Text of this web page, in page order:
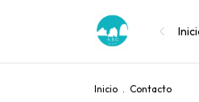
Inicio . Contacto